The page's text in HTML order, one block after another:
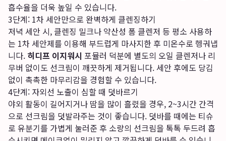
흡수율을 더욱 높일 수 있습니다.
3단계: 1차 세안만으로 완벽하게 클렌징하기
저녁 세안 시, 클렌징 밀크나 약산성 폼 클렌저 등 평소 사용하
는 1차 세안제를 이용해 부드럽게 마사지한 후 미온수로 헹궈냅
니다. 히디프 이지워시 포뮬러 덕분에 별도의 오일 클렌저나 리
무버 없이도 선크림이 깨끗하게 제거됩니다. 세안 후에도 당김
없이 촉촉한 마무리감을 경험할 수 있습니다.
4단계: 자외선 노출이 심할 때 덧바르기
야외 활동이 길어지거나 땀을 많이 흘렸을 경우, 2~3시간 간격
으로 선크림을 덧발라주는 것이 좋습니다. 덧바를 때에는 티슈
로 유분기를 가볍게 눌러준 후 소량의 선크림을 톡톡 두드려 흡